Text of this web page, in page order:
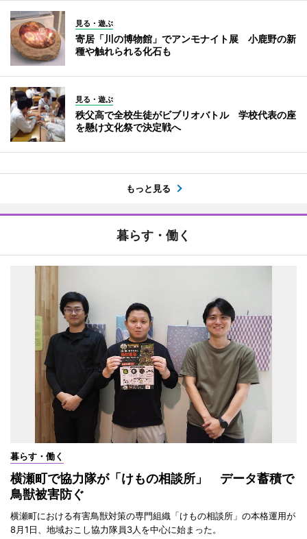
見る・遊ぶ
寄居「川の博物館」でアンモナイト展 小鹿野の新
種や触れられる化石も
見る・遊ぶ
秩父高で全校生徒がビブリオバトル 学校代表の座
を懸け文化祭で決定戦へ
もっと見る
暮らす・働く
暮らす・働く
横瀬町で協力隊が「けもの相談所」 データ蓄積で
鳥獣被害防ぐ
横瀬町における有害鳥獣対策の専門組織「けもの相談所」の本格運用が
8月1日、地域おこし協力隊員3人を中心に始まった。